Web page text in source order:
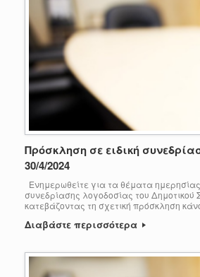
Πρόσκληση σε ειδική
30/4/2024
Ενημερωθείτε για τα θέματα ημερησίας
συνεδρίασης λογοδοσίας του
κατεβάζοντας τη σχετική πρόσκληση
Διαβάστε περισσότερα